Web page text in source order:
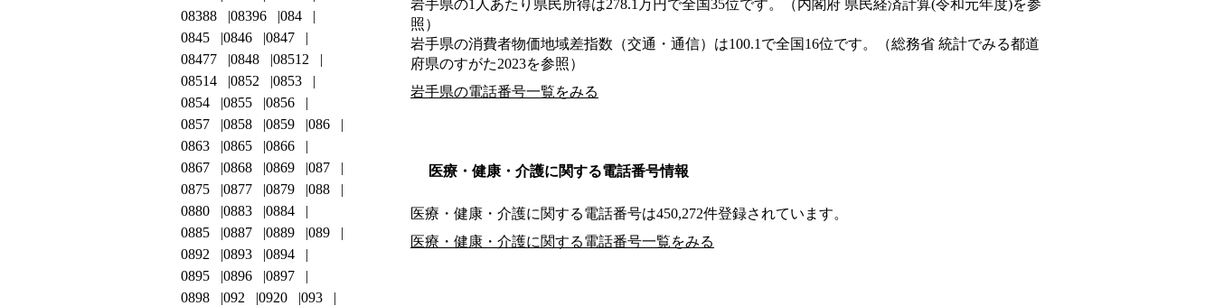
岩手県の1人あたり県民所得は278.1万円で全国35位です。（内閣府 県民経済計算(令和元年度)を参
照）
岩手県の消費者物価地域差指数（交通・通信）は100.1で全国16位です。（総務省 統計でみる都道
府県のすがた2023を参照）
岩手県の電話番号一覧をみる
医療・健康・介護に関する電話番号情報
医療・健康・介護に関する電話番号は450,272件登録されています。
医療・健康・介護に関する電話番号一覧をみる
08388
08396
084
0845
0846
0847
08477
0848
08512
08514
0852
0853
0854
0855
0856
0857
0858 0859
086
0863
0865
0866
0867
0868 0869
087
0875
0877 0879
088
0880
0883
0884
0885
0887 0889
089
0892
0893
0894
0895
0896
0897
0898
092 0920
093